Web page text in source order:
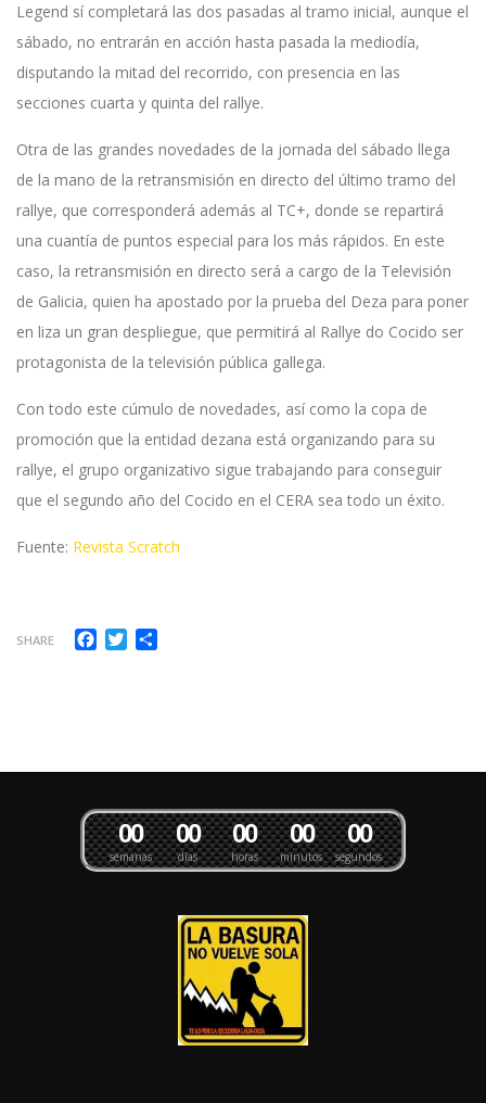
Legend sí completará las dos pasadas al tramo inicial, aunque el
sábado, no entrarán en acción hasta pasada la mediodía,
disputando la mitad del recorrido, con presencia en las
secciones cuarta y quinta del rallye.
Otra de las grandes novedades de la jornada del sábado llega
de la mano de la retransmisión en directo del último tramo del
rallye, que corresponderá además al TC+, donde se repartirá
una cuantía de puntos especial para los más rápidos. En este
caso, la retransmisión en directo será a cargo de la Televisión
de Galicia, quien ha apostado por la prueba del Deza para poner
en liza un gran despliegue, que permitirá al Rallye do Cocido ser
protagonista de la televisión pública gallega.
Con todo este cúmulo de novedades, así como la copa de
promoción que la entidad dezana está organizando para su
rallye, el grupo organizativo sigue trabajando para conseguir
que el segundo año del Cocido en el CERA sea todo un éxito.
Fuente: Revista Scratch
SHARE Facebook
Twitter
semanas
00
días
00
horas
00
minutos
00
segundos
00